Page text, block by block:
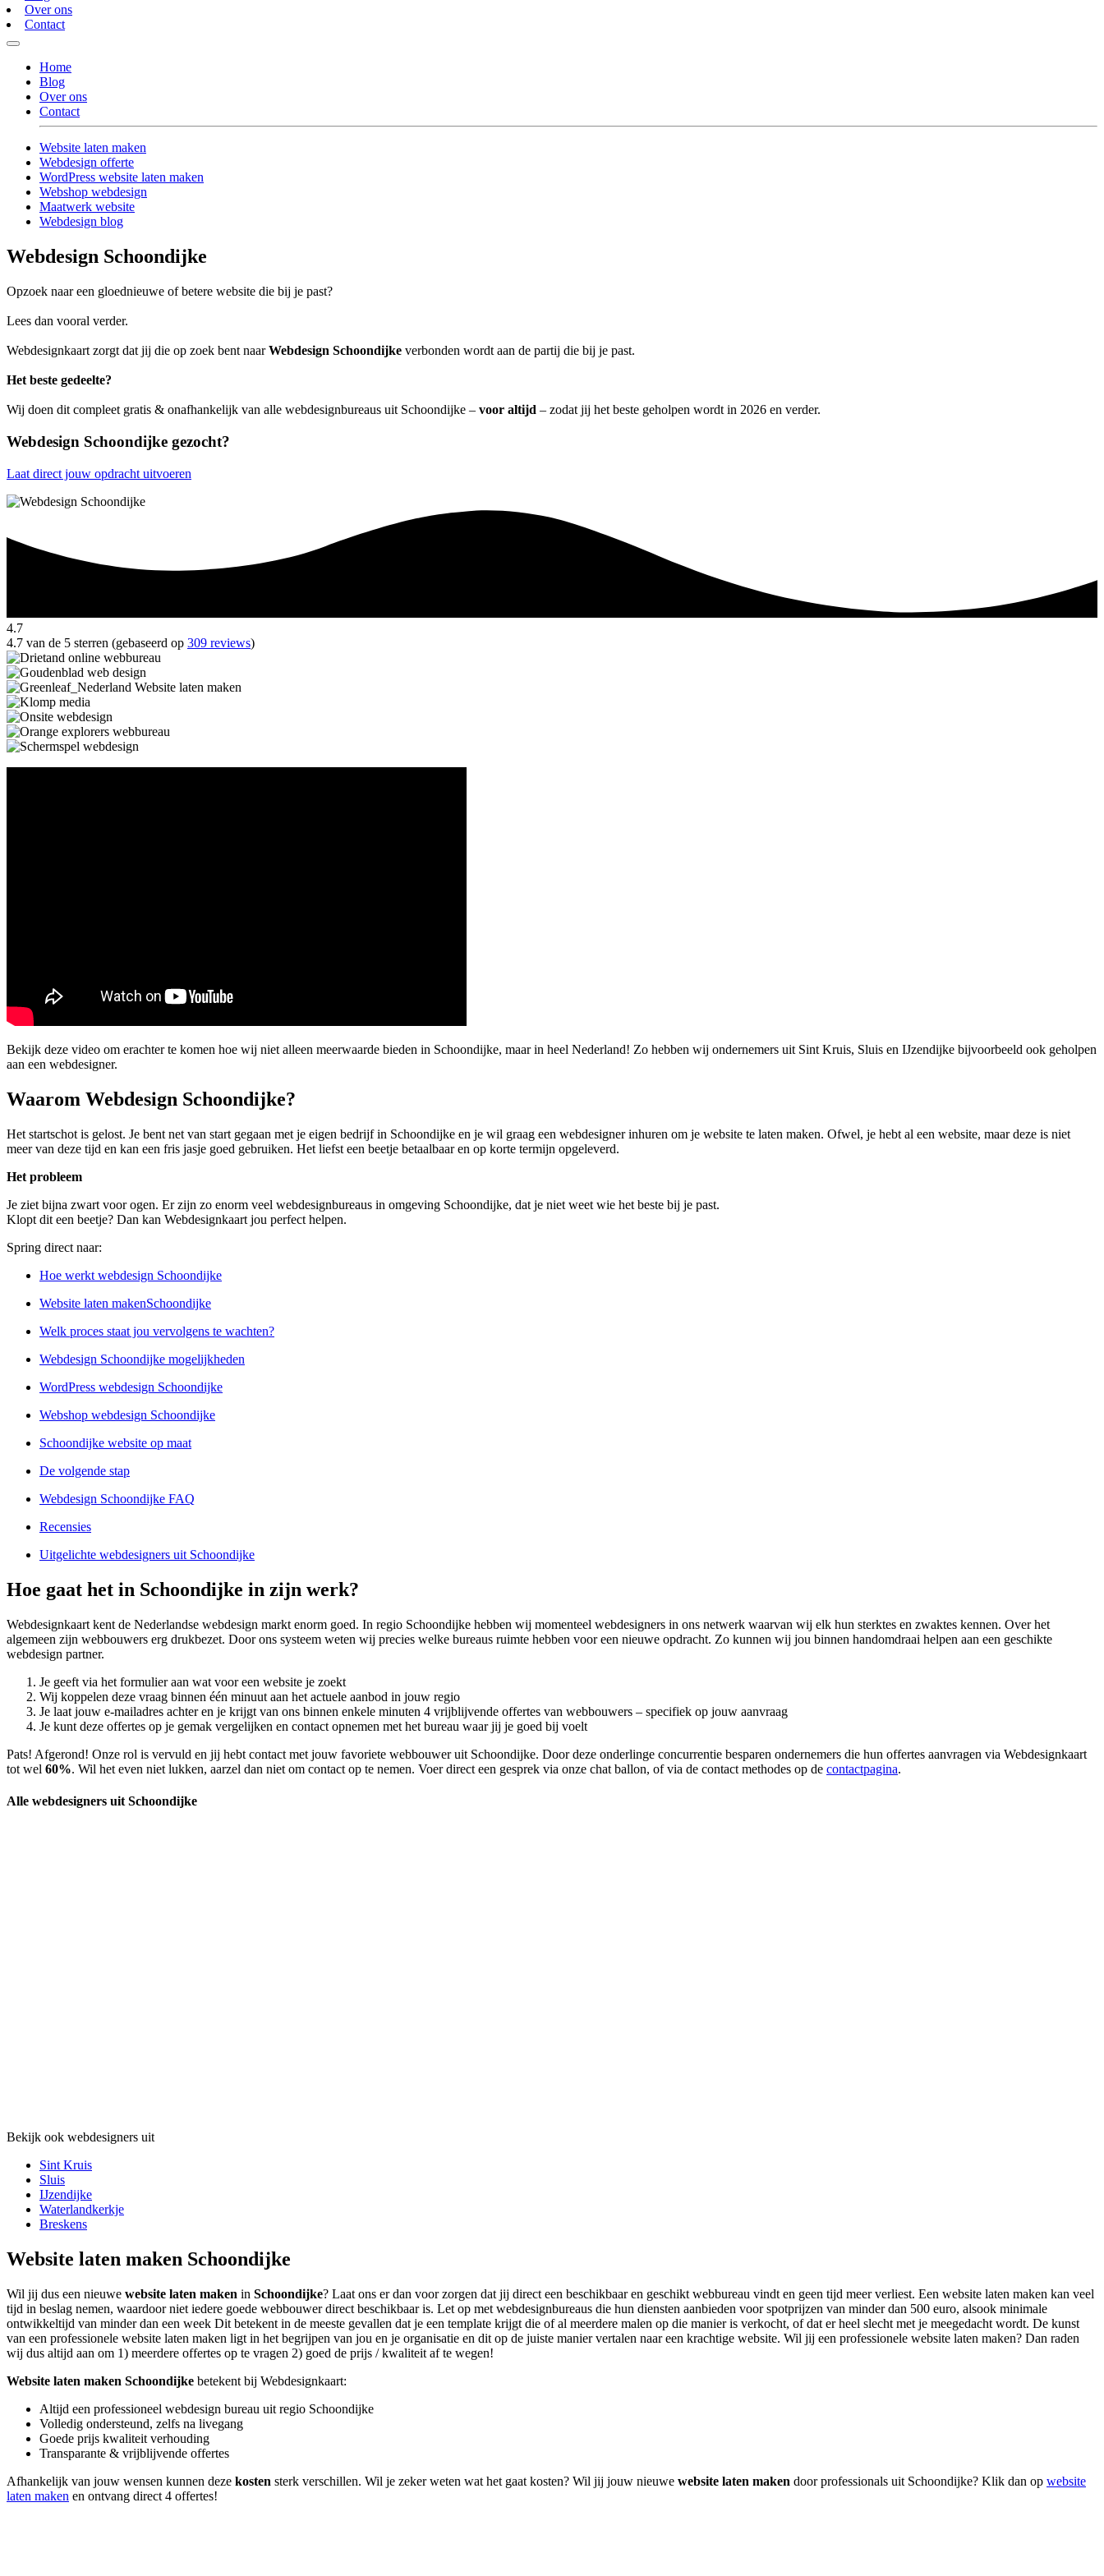
Over ons
Contact
Home
Blog
Over ons
Contact
Website laten maken
Webdesign offerte
WordPress website laten maken
Webshop webdesign
Maatwerk website
Webdesign blog
Webdesign Schoondijke
Opzoek naar een gloednieuwe of betere website die bij je past?
Lees dan vooral verder.
Webdesignkaart zorgt dat jij die op zoek bent naarWebdesign Schoondijke verbonden wordt aan de partij die bij je past.
Het beste gedeelte?
Wij doen dit compleet gratis & onafhankelijk van alle webdesignbureaus uit Schoondijke – voor altijd – zodat jij het beste geholpen wordt in 2026 en verder.
Webdesign Schoondijke gezocht?
Laat direct jouw opdracht uitvoeren
4.7
4.7 van de 5 sterren (gebaseerd op 309 reviews)
Bekijk deze video om erachter te komen hoe wij niet alleen meerwaarde bieden in Schoondijke, maar in heel Nederland! Zo hebben wij ondernemers uit Sint Kruis, Sluis en IJzendijke bijvoorbeeld ook geholpen
aan een webdesigner.
Waarom Webdesign Schoondijke?
Het startschot is gelost. Je bent net van start gegaan met je eigen bedrijf in Schoondijke en je wil graag een webdesigner inhuren om je website te laten maken. Ofwel, je hebt al een website, maar deze is niet
meer van deze tijd en kan een fris jasje goed gebruiken. Het liefst een beetje betaalbaar en op korte termijn opgeleverd.
Het probleem
Je ziet bijna zwart voor ogen. Er zijn zo enorm veel webdesignbureaus in omgeving Schoondijke, dat je niet weet wie het beste bij je past.
Klopt dit een beetje? Dan kan Webdesignkaart jou perfect helpen.
Spring direct naar:
Hoe werkt webdesign Schoondijke
Website laten makenSchoondijke
Welk proces staat jou vervolgens te wachten?
Webdesign Schoondijke mogelijkheden
WordPress webdesign Schoondijke
Webshop webdesign Schoondijke
Schoondijke website op maat
De volgende stap
Webdesign Schoondijke FAQ
Recensies
Uitgelichte webdesigners uit Schoondijke
Hoe gaat het in Schoondijke in zijn werk?
Webdesignkaart kent de Nederlandse webdesign markt enorm goed. In regio Schoondijke hebben wij momenteel webdesigners in ons netwerk waarvan wij elk hun sterktes en zwaktes kennen. Over het
algemeen zijn webbouwers erg drukbezet. Door ons systeem weten wij precies welke bureaus ruimte hebben voor een nieuwe opdracht. Zo kunnen wij jou binnen handomdraai helpen aan een geschikte
webdesign partner.
Je geeft via het formulier aan wat voor een website je zoekt
Wij koppelen deze vraag binnen één minuut aan het actuele aanbod in jouw regio
Je laat jouw e-mailadres achter en je krijgt van ons binnen enkele minuten 4 vrijblijvende offertes van webbouwers – specifiek op jouw aanvraag
Je kunt deze offertes op je gemak vergelijken en contact opnemen met het bureau waar jij je goed bij voelt
Pats! Afgerond! Onze rol is vervuld en jij hebt contact met jouw favoriete webbouwer uit Schoondijke. Door deze onderlinge concurrentie besparen ondernemers die hun offertes aanvragen via Webdesignkaart
tot wel 60%. Wil het even niet lukken, aarzel dan niet om contact op te nemen. Voer direct een gesprek via onze chat ballon, of via de contact methodes op de contactpagina.
Alle webdesigners uit Schoondijke
Bekijk ook webdesigners uit
Sint Kruis
Sluis
IJzendijke
Waterlandkerkje
Breskens
Website laten maken Schoondijke
Wil jij dus een nieuwe website laten maken in Schoondijke? Laat ons er dan voor zorgen dat jij direct een beschikbaar en geschikt webbureau vindt en geen tijd meer verliest. Een website laten maken kan veel
tijd in beslag nemen, waardoor niet iedere goede webbouwer direct beschikbaar is. Let op met webdesignbureaus die hun diensten aanbieden voor spotprijzen van minder dan 500 euro, alsook minimale
ontwikkeltijd van minder dan een week Dit betekent in de meeste gevallen dat je een template krijgt die of al meerdere malen op die manier is verkocht, of dat er heel slecht met je meegedacht wordt. De kunst
van een professionele website laten maken ligt in het begrijpen van jou en je organisatie en dit op de juiste manier vertalen naar een krachtige website. Wil jij een professionele website laten maken? Dan raden
wij dus altijd aan om 1) meerdere offertes op te vragen 2) goed de prijs / kwaliteit af te wegen!
Website laten maken Schoondijke betekent bij Webdesignkaart:
Altijd een professioneel webdesign bureau uit regio Schoondijke
Volledig ondersteund, zelfs na livegang
Goede prijs kwaliteit verhouding
Transparante & vrijblijvende offertes
Afhankelijk van jouw wensen kunnen deze kosten sterk verschillen. Wil je zeker weten wat het gaat kosten? Wil jij jouw nieuwe website laten maken door professionals uit Schoondijke? Klik dan op website
laten maken en ontvang direct 4 offertes!